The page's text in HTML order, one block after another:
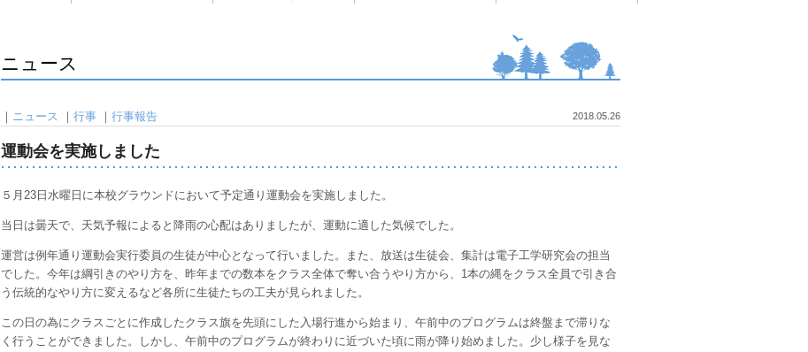
ニュース
2018.05.26
｜ ニュース ｜ 行事 ｜ 行事報告
運動会を実施しました
５月23日水曜日に本校グラウンドにおいて予定通り運動会を実施しました。
当日は曇天で、天気予報によると降雨の心配はありましたが、運動に適した気候でした。
運営は例年通り運動会実行委員の生徒が中心となって行いました。また、放送は生徒会、集計は電子工学研究会の担当
でした。今年は綱引きのやり方を、昨年までの数本をクラス全体で奪い合うやり方から、1本の縄をクラス全員で引き合
う伝統的なやり方に変えるなど各所に生徒たちの工夫が見られました。
この日の為にクラスごとに作成したクラス旗を先頭にした入場行進から始まり、午前中のプログラムは終盤まで滞りな
く行うことができました。しかし、午前中のプログラムが終わりに近づいた頃に雨が降り始めました。少し様子を見な